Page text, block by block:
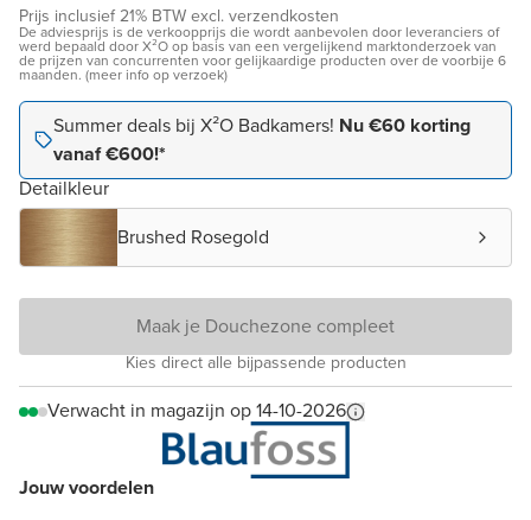
Jouw voordelen
Prijs inclusief 21% BTW excl. verzendkosten
De adviesprijs is de verkoopprijs die wordt aanbevolen door leveranciers of
werd bepaald door X²O op basis van een vergelijkend marktonderzoek van
de prijzen van concurrenten voor gelijkaardige producten over de voorbije 6
maanden. (meer info op verzoek)
Summer deals bij X²O Badkamers! Nu €60 korting
vanaf €600!*
Detailkleur
Brushed Rosegold
Maak je Douchezone compleet
Kies direct alle bijpassende producten
Verwacht in magazijn op 14-10-2026